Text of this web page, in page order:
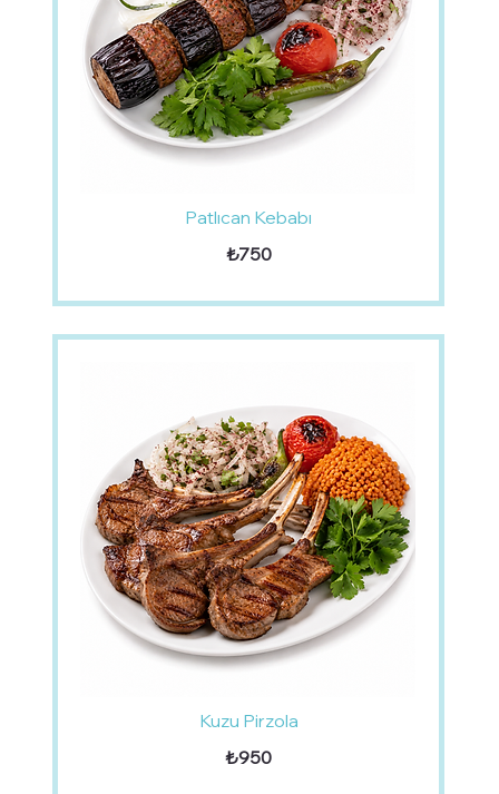
Patlıcan Kebabı
₺750
Kuzu Pirzola
₺950